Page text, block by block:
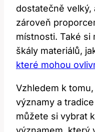
dostatečně velký,
zároveň
místnosti. Také si
škály materiálů,
které mohou
Vzhledem k
významy a
můžete si vybrat